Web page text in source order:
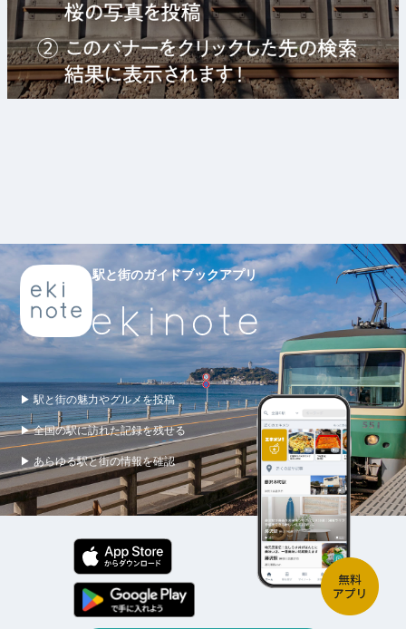
駅と街のガイドブックアプリ
▶ 駅と街の魅力やグルメを投稿
▶ 全国の駅に訪れた記録を残せる
▶ あらゆる駅と街の情報を確認